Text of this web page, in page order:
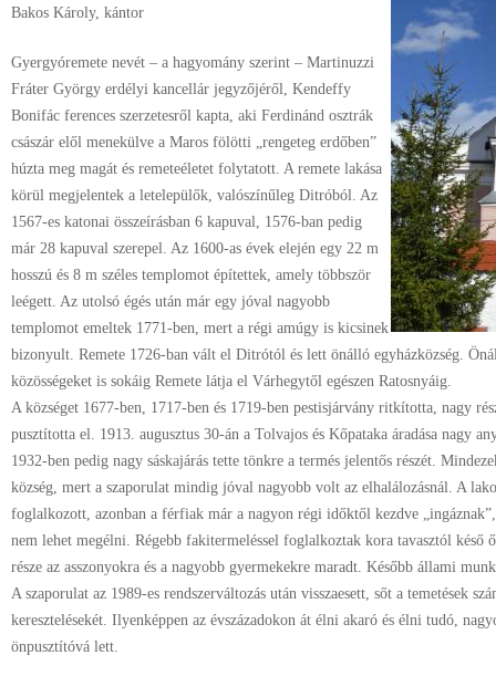
Bakos Károly, kántor
Gyergyóremete nevét – a hagyomány szerint – Martinuzzi
Fráter György erdélyi kancellár jegyzőjéről, Kendeffy
Bonifác ferences szerzetesről kapta, aki Ferdinánd osztrák
császár elől menekülve a Maros fölötti „rengeteg erdőben”
húzta meg magát és remeteéletet folytatott. A remete lakása
körül megjelentek a letelepülők, valószínűleg Ditróból. Az
1567-es katonai összeírásban 6 kapuval, 1576-ban pedig
már 28 kapuval szerepel. Az 1600-as évek elején egy 22 m
hosszú és 8 m széles templomot építettek, amely többször
leégett. Az utolsó égés után már egy jóval nagyobb
templomot emeltek 1771-ben, mert a régi amúgy is kicsinek
bizonyult. Remete 1726-ban vált el Ditrótól és lett önálló egyházközség.
közösségeket is sokáig Remete látja el Várhegytől egészen Ratosnyáig.
A községet 1677-ben, 1717-ben és 1719-ben pestisjárvány ritkította, nagy
pusztította el. 1913. augusztus 30-án a Tolvajos és Kőpataka áradása nagy
1932-ben pedig nagy sáskajárás tette tönkre a termés jelentős részét.
község, mert a szaporulat mindig jóval nagyobb volt az elhalálozásnál. A
foglalkozott, azonban a férfiak már a nagyon régi időktől kezdve
nem lehet megélni. Régebb fakitermeléssel foglalkoztak kora tavasztól késő
része az asszonyokra és a nagyobb gyermekekre maradt. Később állami
A szaporulat az 1989-es rendszerváltozás után visszaesett, sőt a temetések
keresztelésekét. Ilyenképpen az évszázadokon át élni akaró és élni tudó,
önpusztítóvá lett.